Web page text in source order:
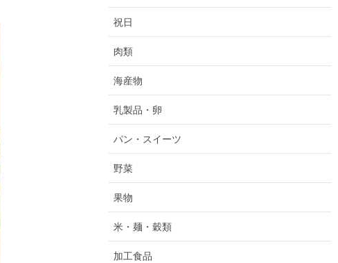
祝日
肉類
海産物
乳製品・卵
パン・スイーツ
野菜
果物
米・麺・穀類
加工食品